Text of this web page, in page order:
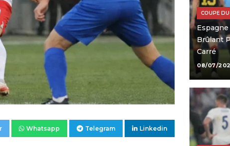
Whatsapp Telegram Linkedin
COUPE
Brûlant
Carré
08/07/